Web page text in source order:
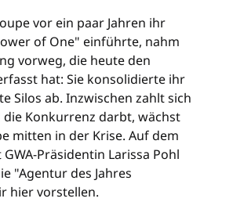
vor ein paar Jahren ihr
of One" einführte, nahm
vorweg, die heute den
hat: Sie konsolidierte ihr
Silos ab. Inzwischen zahlt sich
die Konkurrenz darbt, wächst
mitten in der Krise. Auf dem
Präsidentin Larissa Pohl
"Agentur des Jahres
hier vorstellen.